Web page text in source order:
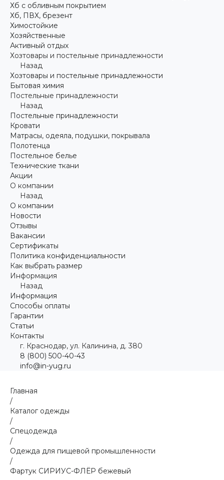
Хб с обливным покрытием
Хб, ПВХ, брезент
Химостойкие
Хозяйственные
Активный отдых
Хозтовары и постельные принадлежности
Назад
Хозтовары и постельные принадлежности
Бытовая химия
Постельные принадлежности
Назад
Постельные принадлежности
Кровати
Матрасы, одеяла, подушки, покрывала
Полотенца
Постельное белье
Технические ткани
Акции
О компании
Назад
О компании
Новости
Отзывы
Вакансии
Сертификаты
Политика конфиденциальности
Как выбрать размер
Информация
Назад
Информация
Способы оплаты
Гарантии
Статьи
Контакты
г. Краснодар, ул. Калинина, д. 380
8 (800) 500-40-43
info@in-yug.ru
Главная
/
Каталог одежды
/
Спецодежда
/
Одежда для пищевой промышленности
/
Фартук СИРИУС-ФЛЁР бежевый